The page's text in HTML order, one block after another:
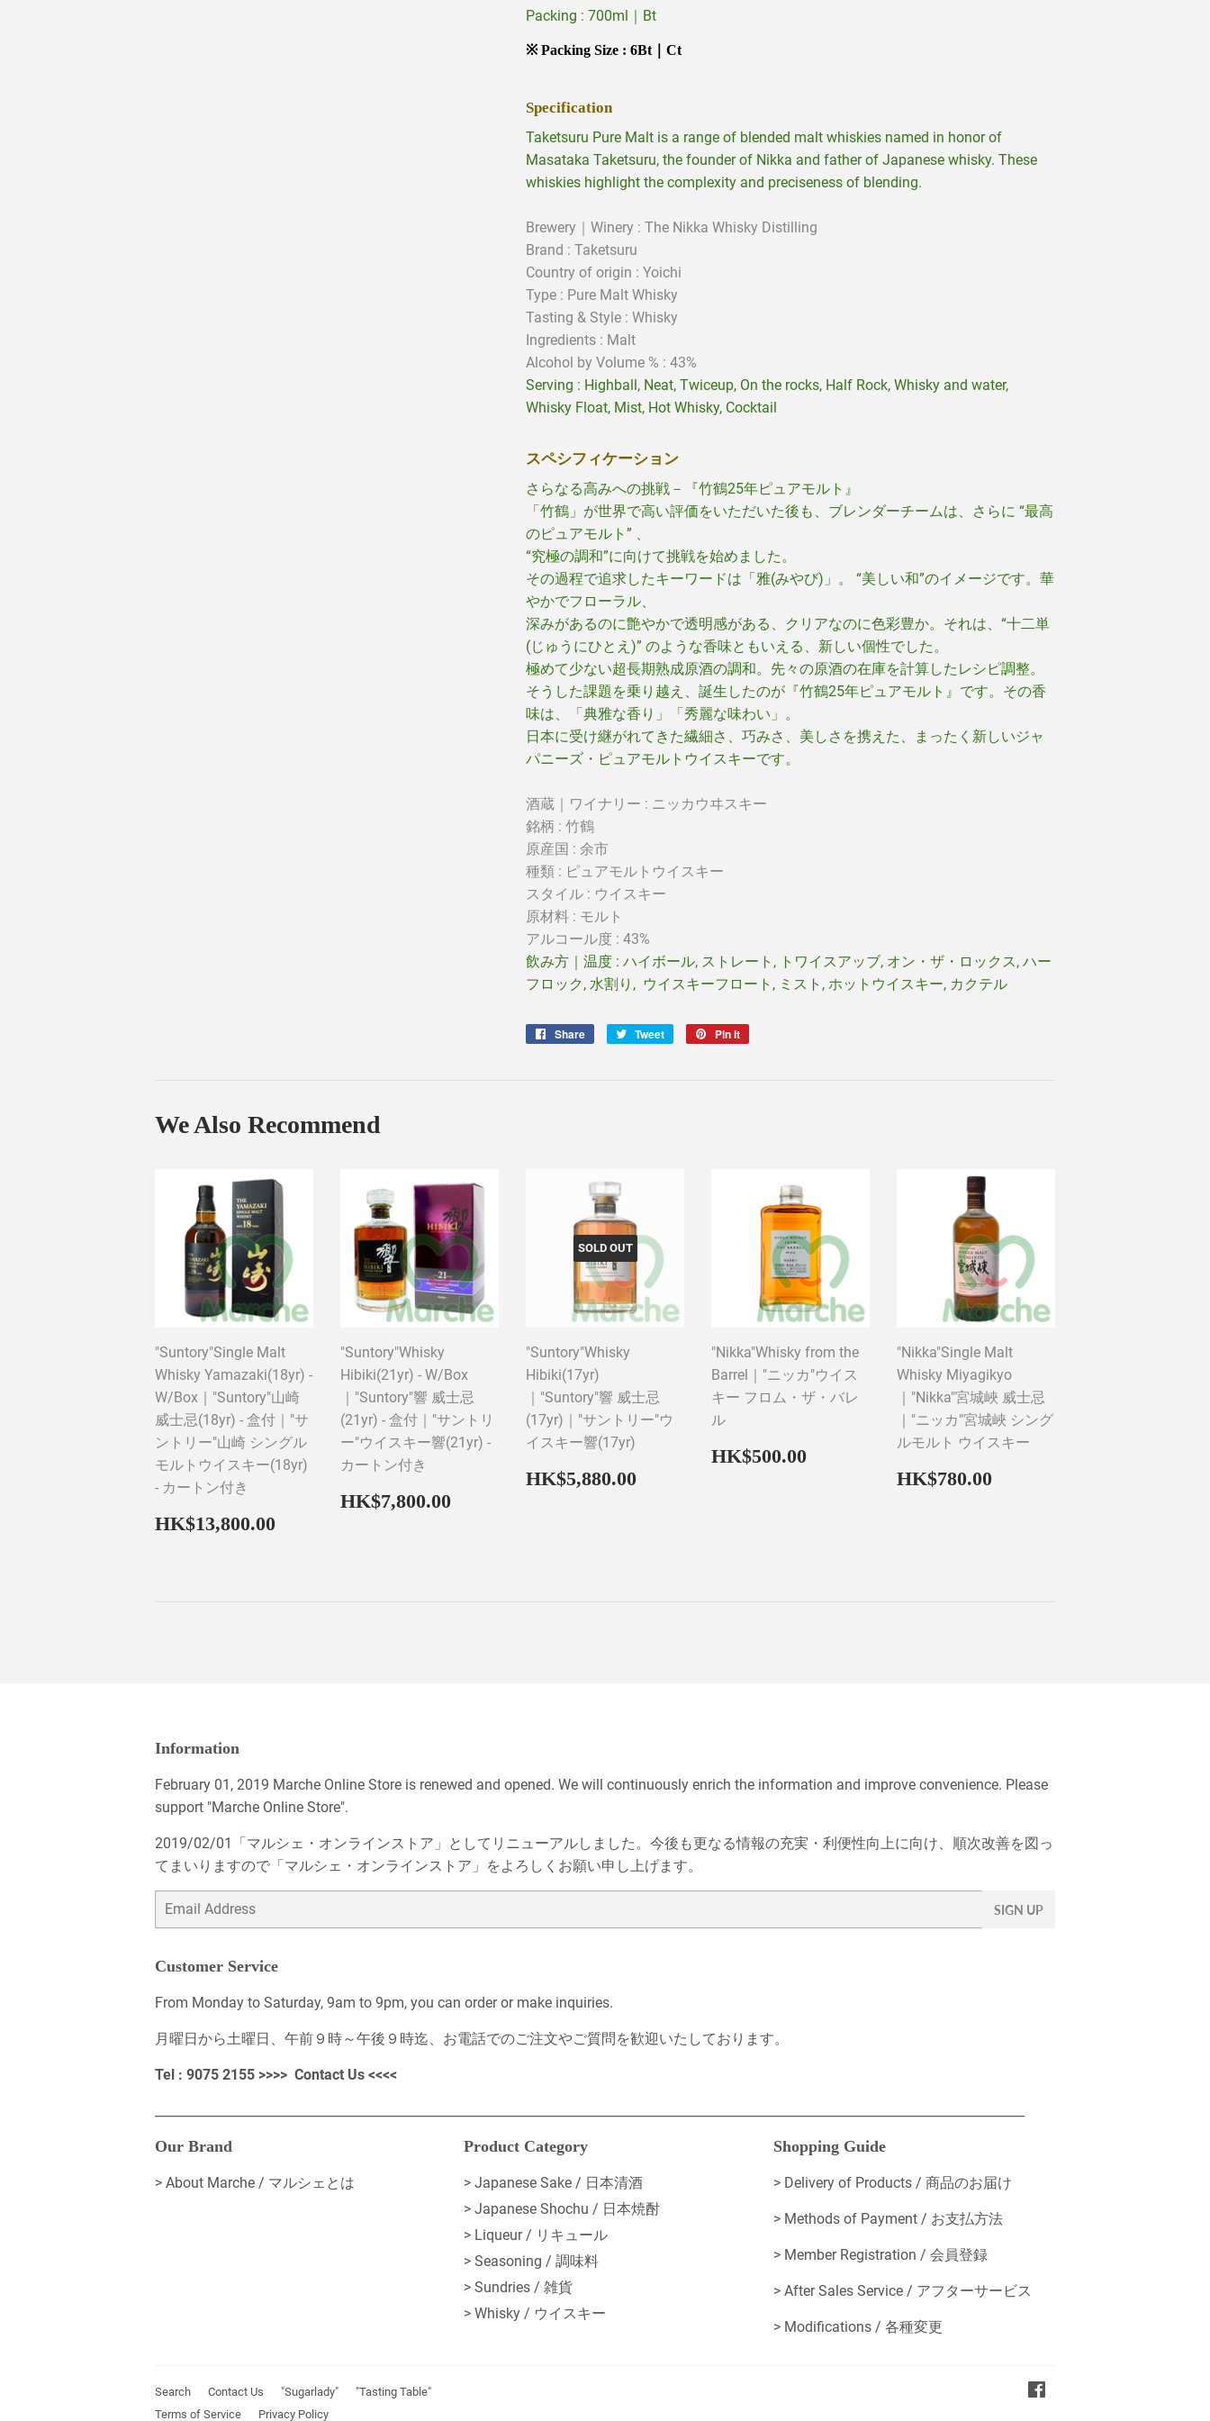
Packing : 700ml｜Bt
※ Packing Size : 6Bt｜Ct
Specification
Taketsuru Pure Malt is a range of blended malt whiskies named in honor of
Masataka Taketsuru, the founder of Nikka and father of Japanese whisky. These
whiskies highlight the complexity and preciseness of blending.
Brewery｜Winery : The Nikka Whisky Distilling
Brand : Taketsuru
Country of origin : Yoichi
Type : Pure Malt Whisky
Tasting & Style : Whisky
Ingredients : Malt
Alcohol by Volume % : 43%
Serving : Highball, Neat, Twiceup, On the rocks, Half Rock, Whisky and water,
Whisky Float, Mist, Hot Whisky, Cocktail
スペシフィケーション
さらなる高みへの挑戦－
『竹鶴25年ピュアモルト 』
「竹鶴」が世界で高い評価をいただいた後も、ブレンダーチームは、さらに “最高
のピュアモルト” 、
“究極の調和”に向けて挑戦を始めました。
その過程で追求したキーワードは「雅(みやび)」。 “美しい和”のイメージです。華
やかでフローラル、
深みがあるのに艶やかで透明感がある、クリアなのに色彩豊か。それは、“十二単
(じゅうにひとえ)” のような香味ともいえる、新しい個性でした。
極めて少ない超長期熟成原酒の調和。先々の原酒の在庫を計算したレシピ調整。
そうした課題を乗り越え、誕生したのが 『竹鶴25年ピュアモルト 』 です。その香
味は、「典雅な香り」「秀麗な味わい」。
日本に受け継がれてきた繊細さ、巧みさ、美しさを携えた、まったく新しいジャ
パニーズ・ピュアモルトウイスキーです。
酒蔵｜ワイナリー : ニッカウヰスキー
銘柄 : 竹鶴
原産国 : 余市
種類 : ピュアモルトウイスキー
スタイル : ウイスキー
原材料 : モルト
アルコール度 : 43%
飲み方｜温度 : ハイボール, ストレート, トワイスアッブ, オン・ザ・ロックス, ハー
フロック, 水割り, ウイスキーフロート, ミスト, ホットウイスキー, カクテル
Share
Share
Tweet
Tweet
Pin it
We Also Recommend
"Suntory"Single Malt
Whisky Yamazaki(18yr) -
W/Box｜"Suntory"山崎
威士忌(18yr) - 盒付｜"サ
ントリー"山崎 シングル
モルトウイスキー(18yr)
- カートン付き
Regular
price
HK$13,800.00
"Suntory"Whisky
Hibiki(21yr) - W/Box
｜"Suntory"響 威士忌
(21yr) - 盒付｜"サントリ
ー"ウイスキー響(21yr) -
カートン付き
Regular
price
HK$7,800.00
SOLD OUT
"Suntory"Whisky
Hibiki(17yr)
｜"Suntory"響 威士忌
(17yr)｜"サントリー"ウ
イスキー響(17yr)
Regular
price
HK$5,880.00
"Nikka"Whisky from the
Barrel｜"ニッカ"ウイス
キー フロム・ザ・バレ
ル
Regular
price
HK$500.00 HK$500.00
"Nikka"Single Malt
Whisky Miyagikyo
｜"Nikka"宮城峽 威士忌
｜"ニッカ"宮城峽 シング
ルモルト ウイスキー
Regular
price
HK$780.00
Information
February 01, 2019 Marche Online Store is renewed and opened. We will continuously enrich the information and improve convenience. Please
support "Marche Online Store".
2019/02/01「マルシェ・オンラインストア」としてリニューアルしました。今後も更なる情報の充実・利便性向上に向け、順次改善を図っ
てまいりますので「マルシェ・オンラインストア」をよろしくお願い申し上げます。
Email
SIGN UP
Customer Service
From Monday to Saturday, 9am to 9pm, you can order or make inquiries.
月曜日から土曜日、午前９時～午後９時迄、お電話でのご注文やご質問を歓迎いたしております。
Tel : 9075 2155 >>>> Contact Us <<<<
Our Brand
> About Marche / マルシェとは
Product Category
> Japanese Sake / 日本清酒
> Japanese Shochu / 日本焼酎
> Liqueur / リキュール
> Seasoning / 調味料
> Sundries / 雑貨
> Whisky / ウイスキー
Shopping Guide
> Delivery of Products / 商品のお届け
> Methods of Payment / お支払方法
> Member Registration / 会員登録
> After Sales Service / アフターサービス
> Modifications / 各種変更
Search Contact Us "Sugarlady"
"Tasting Table"
Terms of Service
Privacy Policy